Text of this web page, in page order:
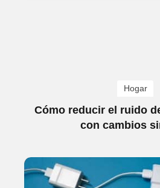
Hogar
Cómo reducir el ruido
con cambios